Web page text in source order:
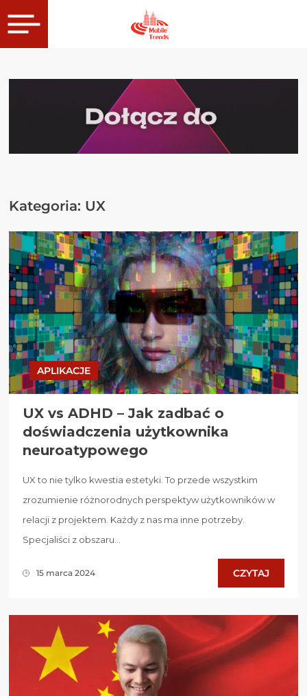
Kategoria: UX
APLIKACJE
UX vs ADHD – Jak zadbać o
doświadczenia użytkownika
neuroatypowego
UX to nie tylko kwestia estetyki. To przede wszystkim
zrozumienie różnorodnych perspektyw użytkowników w
relacji z projektem. Każdy z nas ma inne potrzeby.
Specjaliści z obszaru...
15 marca 2024 CZYTAJ